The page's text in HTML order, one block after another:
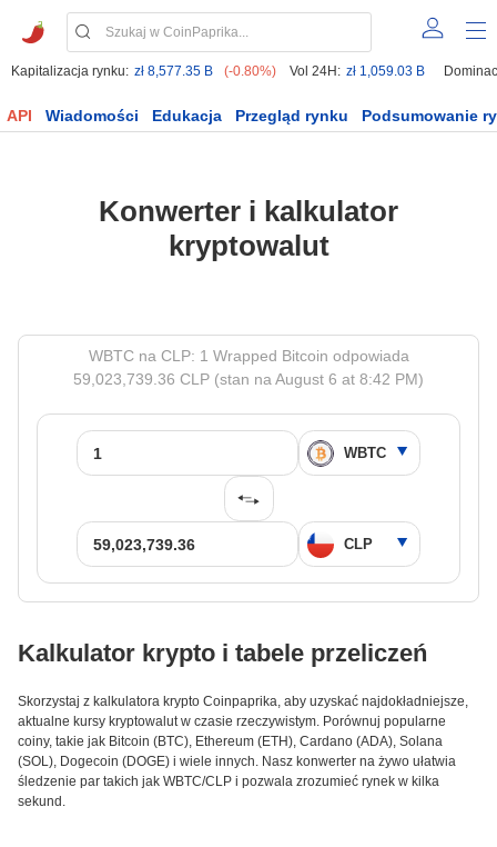
Kapitalizacja rynku: zł 8,577.35 B (-0.80%) Vol 24H: zł 1,059.03 B
API Wiadomości Edukacja Przegląd rynku Podsumowanie
Konwerter i kalkulator
kryptowalut
WBTC na CLP: 1 Wrapped Bitcoin odpowiada
59,023,739.36 CLP (stan na August 6 at 8:42 PM)
Kalkulator krypto i tabele przeliczeń
Skorzystaj z kalkulatora krypto Coinpaprika, aby uzyskać najdokładniejsze,
aktualne kursy kryptowalut w czasie rzeczywistym. Porównuj popularne
coiny, takie jak Bitcoin (BTC), Ethereum (ETH), Cardano (ADA), Solana
(SOL), Dogecoin (DOGE) i wiele innych. Nasz konwerter na żywo ułatwia
śledzenie par takich jak WBTC/CLP i pozwala zrozumieć rynek w kilka
sekund.